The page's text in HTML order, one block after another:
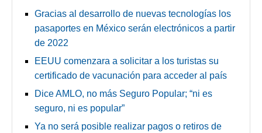
Gracias al desarrollo de nuevas tecnologías los
pasaportes en México serán electrónicos a partir
de 2022
EEUU comenzara a solicitar a los turistas su
certificado de vacunación para acceder al país
Dice AMLO, no más Seguro Popular; “ni es
seguro, ni es popular”
Ya no será posible realizar pagos o retiros de